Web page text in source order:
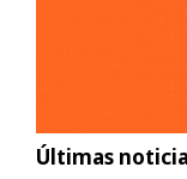
Últimas